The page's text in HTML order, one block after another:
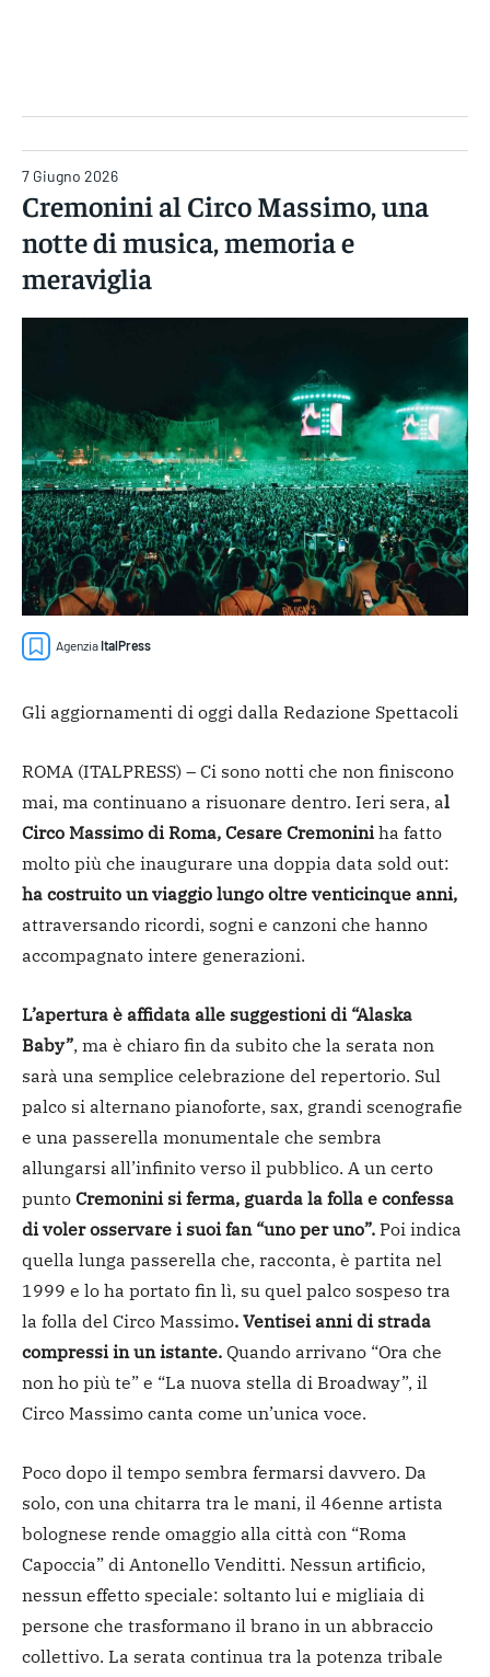
7 Giugno 2026
Cremonini al Circo Massimo, una
notte di musica, memoria e
meraviglia
AgenziaItalPress
Gli aggiornamenti di oggi dalla Redazione Spettacoli
ROMA (ITALPRESS) – Ci sono notti che non finiscono
mai, ma continuano a risuonare dentro. Ieri sera, al
Circo Massimo di Roma, Cesare Cremonini ha fatto
molto più che inaugurare una doppia data sold out:
ha costruito un viaggio lungo oltre venticinque anni,
attraversando ricordi, sogni e canzoni che hanno
accompagnato intere generazioni.
L’apertura è affidata alle suggestioni di “Alaska
Baby”, ma è chiaro fin da subito che la serata non
sarà una semplice celebrazione del repertorio. Sul
palco si alternano pianoforte, sax, grandi scenografie
e una passerella monumentale che sembra
allungarsi all’infinito verso il pubblico. A un certo
punto Cremonini si ferma, guarda la folla e confessa
di voler osservare i suoi fan “uno per uno”. Poi indica
quella lunga passerella che, racconta, è partita nel
1999 e lo ha portato fin lì, su quel palco sospeso tra
la folla del Circo Massimo. Ventisei anni di strada
compressi in un istante. Quando arrivano “Ora che
non ho più te” e “La nuova stella di Broadway”, il
Circo Massimo canta come un’unica voce.
Poco dopo il tempo sembra fermarsi davvero. Da
solo, con una chitarra tra le mani, il 46enne artista
bolognese rende omaggio alla città con “Roma
Capoccia” di Antonello Venditti. Nessun artificio,
nessun effetto speciale: soltanto lui e migliaia di
persone che trasformano il brano in un abbraccio
collettivo. La serata continua tra la potenza tribale